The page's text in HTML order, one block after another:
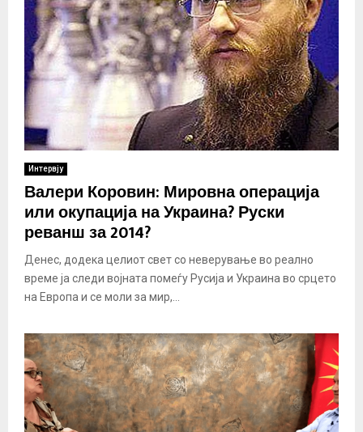
Интервју
Валери Коровин: Мировна операција
или окупација на Украина? Руски
реванш за 2014?
Денес, додека целиот свет со неверување во реално
време ја следи војната помеѓу Русија и Украина во срцето
на Европа и се моли за мир,...